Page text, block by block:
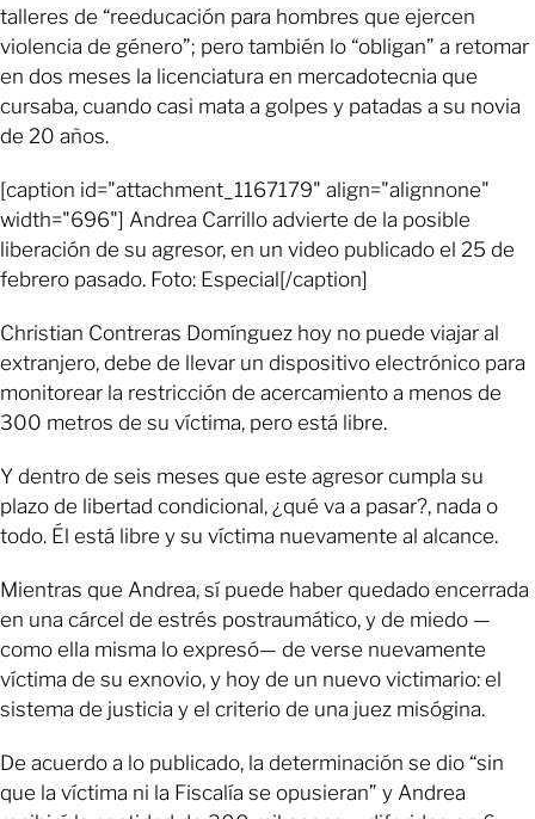
talleres de “reeducación para hombres que ejercen
violencia de género”; pero también lo “obligan” a retomar
en dos meses la licenciatura en mercadotecnia que
cursaba, cuando casi mata a golpes y patadas a su novia
de 20 años.
[caption id="attachment_1167179" align="alignnone"
width="696"] Andrea Carrillo advierte de la posible
liberación de su agresor, en un video publicado el 25 de
febrero pasado. Foto: Especial[/caption]
Christian Contreras Domínguez hoy no puede viajar al
extranjero, debe de llevar un dispositivo electrónico para
monitorear la restricción de acercamiento a menos de
300 metros de su víctima, pero está libre.
Y dentro de seis meses que este agresor cumpla su
plazo de libertad condicional, ¿qué va a pasar?, nada o
todo. Él está libre y su víctima nuevamente al alcance.
Mientras que Andrea, sí puede haber quedado encerrada
en una cárcel de estrés postraumático, y de miedo —
como ella misma lo expresó— de verse nuevamente
víctima de su exnovio, y hoy de un nuevo victimario: el
sistema de justicia y el criterio de una juez misógina.
De acuerdo a lo publicado, la determinación se dio “sin
que la víctima ni la Fiscalía se opusieran” y Andrea